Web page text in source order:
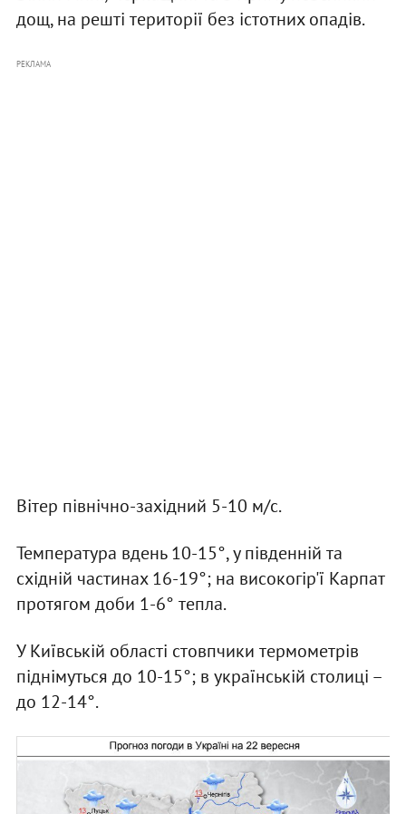
дощ, на решті території без істотних опадів.
РЕКЛАМА
Вітер північно-західний 5-10 м/с.
Температура вдень 10-15°, у південній та
східній частинах 16-19°; на високогір'ї Карпат
протягом доби 1-6° тепла.
У Київській області стовпчики термометрів
піднімуться до 10-15°; в українській столиці –
до 12-14°.